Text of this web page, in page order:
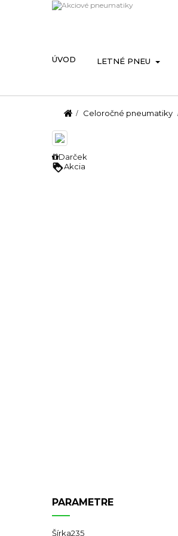
ÚVOD LETNÉ PNEU
Celoročné pneumatiky
Darček
loyaltyAkcia
PARAMETRE
Šírka235